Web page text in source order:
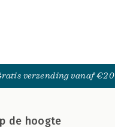
verzending vanaf €20
de hoogte